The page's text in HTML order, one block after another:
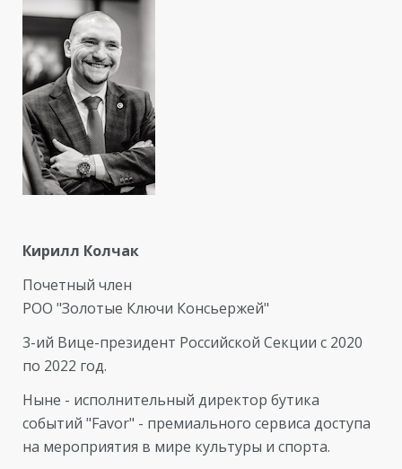
Кирилл Колчак
Почетный член
РОО "Золотые Ключи Консьержей"
3-ий Вице-президент Российской Секции с 2020
по 2022 год.
Ныне - исполнительный директор бутика
событий "Favor" - премиального сервиса доступа
на мероприятия в мире культуры и спорта.